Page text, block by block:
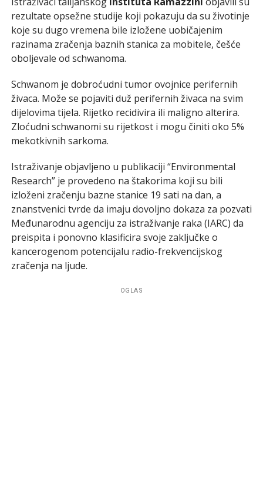
rezultate opsežne studije koji pokazuju da su životinje
koje su dugo vremena bile izložene uobičajenim
razinama zračenja baznih stanica za mobitele, češće
oboljevale od schwanoma.
Schwanom je dobroćudni tumor ovojnice perifernih
živaca. Može se pojaviti duž perifernih živaca na svim
dijelovima tijela. Rijetko recidivira ili maligno alterira.
Zloćudni schwanomi su rijetkost i mogu činiti oko 5%
mekotkivnih sarkoma.
Istraživanje objavljeno u publikaciji “Environmental
Research” je provedeno na štakorima koji su bili
izloženi zračenju bazne stanice 19 sati na dan, a
znanstvenici tvrde da imaju dovoljno dokaza za pozvati
Međunarodnu agenciju za istraživanje raka (IARC) da
preispita i ponovno klasificira svoje zaključke o
kancerogenom potencijalu radio-frekvencijskog
zračenja na ljude.
OGLAS